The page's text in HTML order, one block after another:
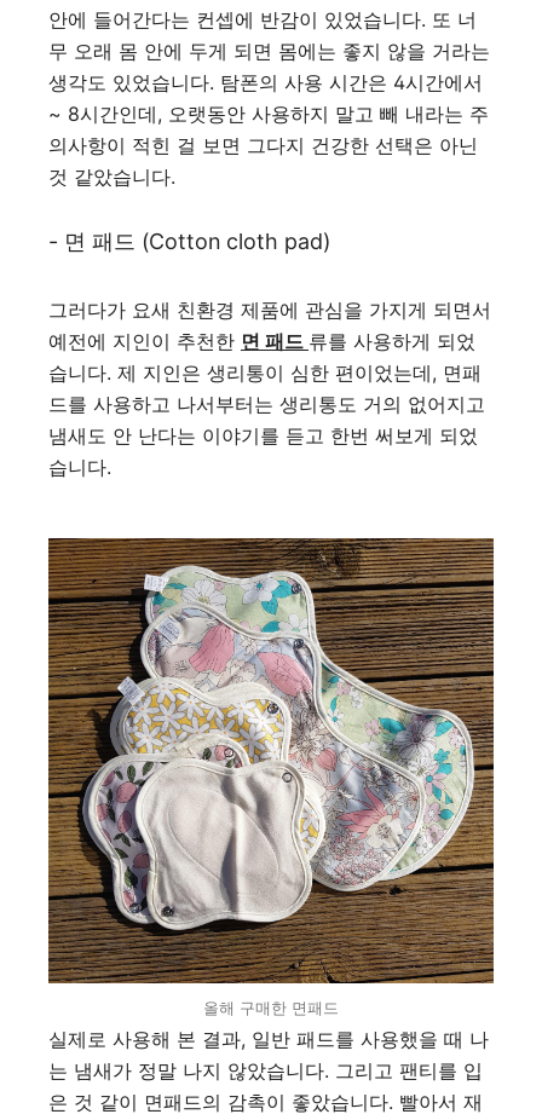
안에 들어간다는 컨셉에 반감이 있었습니다. 또 너
무 오래 몸 안에 두게 되면 몸에는 좋지 않을 거라는
생각도 있었습니다. 탐폰의 사용 시간은 4시간에서
~ 8시간인데, 오랫동안 사용하지 말고 빼 내라는 주
의사항이 적힌 걸 보면 그다지 건강한 선택은 아닌
것 같았습니다.
- 면 패드 (Cotton cloth pad)
그러다가 요새 친환경 제품에 관심을 가지게 되면서
예전에 지인이 추천한 면 패드 류를 사용하게 되었
습니다. 제 지인은 생리통이 심한 편이었는데, 면패
드를 사용하고 나서부터는 생리통도 거의 없어지고
냄새도 안 난다는 이야기를 듣고 한번 써보게 되었
습니다.
올해 구매한 면패드
실제로 사용해 본 결과, 일반 패드를 사용했을 때 나
는 냄새가 정말 나지 않았습니다. 그리고 팬티를 입
은 것 같이 면패드의 감촉이 좋았습니다. 빨아서 재